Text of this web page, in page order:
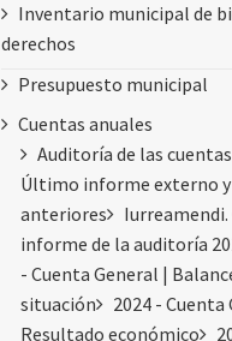
Inventario municipal de
derechos
Presupuesto municipal
Cuentas anuales
Auditoría de las
Último informe externo y
anteriores
Iurreamendi.
informe de la auditoría
- Cuenta General |
situación
2024 - Cuenta
Resultado económico